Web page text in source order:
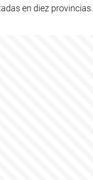
en diez provincias.